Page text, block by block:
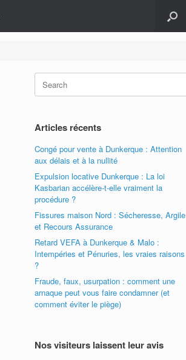
Search
for:
Articles récents
Congé pour vente à Dunkerque : Attention
aux délais et à la nullité
Expulsion locative Dunkerque : La loi
Kasbarian accélère-t-elle vraiment la
procédure ?
Fissures maison Nord : Sécheresse, Argile
et Recours Assurance
Retard VEFA à Dunkerque & Malo :
Intempéries et Pénuries, les vraies raisons
?
Fraude, faux, usurpation : comment une
arnaque peut vous faire condamner (et
comment éviter le piège)
Nos visiteurs laissent leur avis